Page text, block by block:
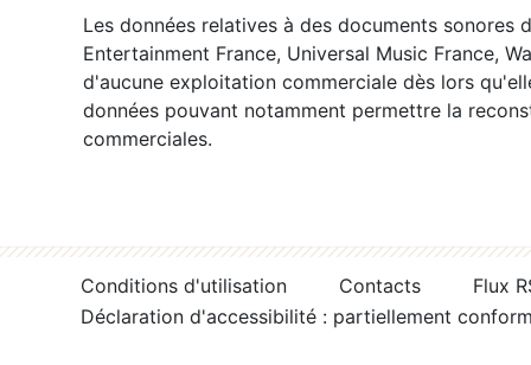
Les données relatives à des documents sonores
Entertainment France, Universal Music France,
d'aucune exploitation commerciale dès lors
données pouvant notamment permettre la
commerciales.
Conditions d'utilisation Contacts
Flux
Déclaration d'accessibilité : partiellement